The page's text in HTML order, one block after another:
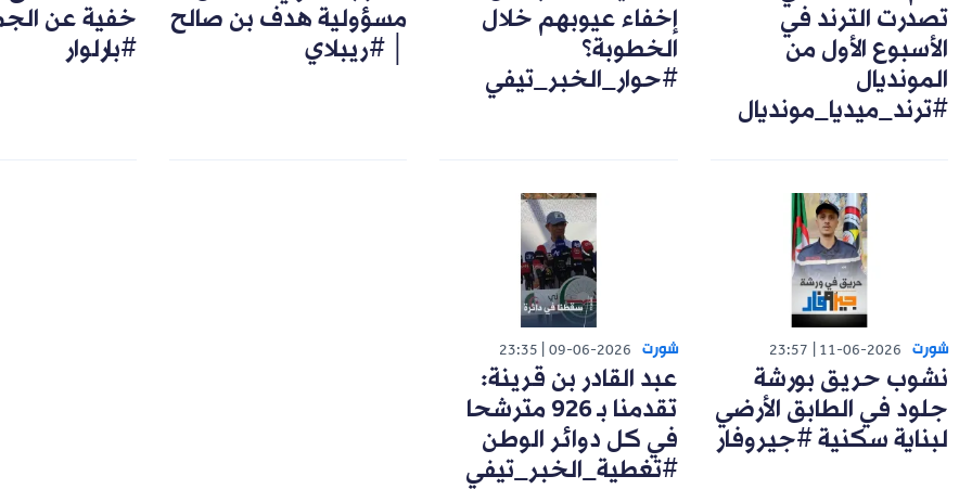
تصدرت الترند في
الأسبوع الأول من
المونديال
#ترند_ميديا_مونديال
إخفاء عيوبهم خلال
الخطوبة؟
#حوار_الخبر_تيفي
مسؤولية هدف بن صالح
│ #ريبلاي
خفية عن
#بارلوار
شورت 11-06-2026
23:57
نشوب حريق بورشة
جلود في الطابق الأرضي
لبناية سكنية #جيروفار
شورت 09-06-2026
23:35
عبد القادر بن قرينة:
تقدمنا بـ 926 مترشحا
في كل دوائر الوطن
#تغطية_الخبر_تيفي